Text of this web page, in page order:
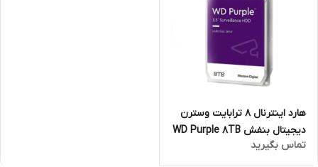
هارد اینترنال 8 ترابایت وسترن
دیجیتال بنفش WD Purple 8TB
(اصلی)
تماس بگیرید